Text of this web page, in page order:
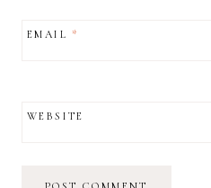
EMAIL*
WEBSITE